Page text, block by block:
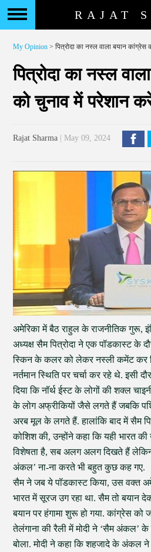
RAJAT
My Opinion > पित्रोदा का नस्ल वाला बयान कांग्रेस
पित्रोदा का नस्ल
को चुनाव में परेशान
Rajat Sharma | May 09, 2024
अमेरिका में बैठ राहुल के राजनीतिक गुरू,
अध्यक्ष सैम पित्रोदा ने एक पॉडकास्ट के
स्किन के कलर को लेकर नस्ली कमेंट कर
नर्तमान स्थिति पर चर्चा कर रहे थे. इसी
दिया कि नॉर्थ ईस्ट के लोगों की शक्ल
के लोग अफ्रीकियों जैसे लगते हैं जबकि
अरब मूल के लगते हैं. हालांकि बाद में सैम
कोशिश की, उन्होंने कहा कि यही भारत की
विशेषता है, सब अलग अलग दिखते हैं लेकिन
अंकल’ ना-ना करते भी बहुत कुछ कह गए.
सैम ने जब ये पॉडकास्ट किया, उस वक्त
भारत में सूरज उग रहा था. सैम तो बयान
बयान पर हंगामा शुरू हो गया. कांग्रेस को
तेलंगाना की रैली में मोदी ने ‘सैम अंकल’ के
बोला. मोदी ने कहा कि शहजादे के अंकल